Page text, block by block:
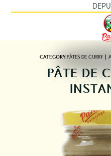
CATEGORY:PÂTES DE CURRY
PÂTE DE